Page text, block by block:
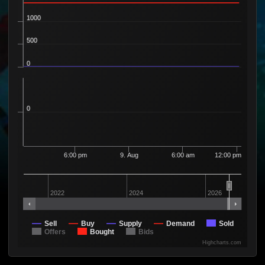
Sell Buy Supply Demand
Sold
Offers
Bought Bids
6:00 pm 9. Aug 6:00 am 12:00 pm
2022 2024 2026
0
500
1000
0
Highcharts.com